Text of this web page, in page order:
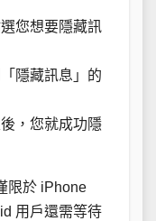
選您想要隱藏訊
隱藏訊息」的
後，您就成功隱
限於 iPhone
用戶還需等待